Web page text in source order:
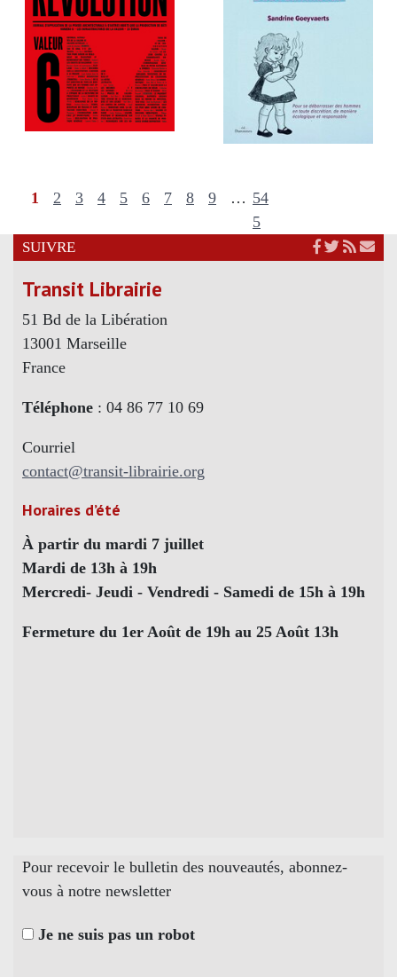
1 2 3 4 5 6 7 8 9 … 54
5
SUIVRE
Transit Librairie
51 Bd de la Libération
13001 Marseille
France
Téléphone : 04 86 77 10 69
Courriel
contact@transit-librairie.org
Horaires d’été
À partir du mardi 7 juillet
Mardi de 13h à 19h
Mercredi- Jeudi - Vendredi - Samedi de 15h à 19h
Fermeture du 1er Août de 19h au 25 Août 13h
Pour recevoir le bulletin des nouveautés, abonnez-
vous à notre newsletter
Je ne suis pas un robot